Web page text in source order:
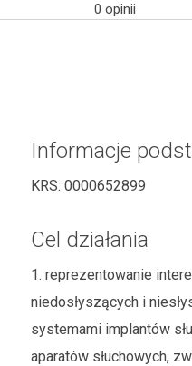
0 opinii
Informacje
KRS: 0000652899
Cel działania
1. reprezentowanie
niedosłyszących i
systemami implantów
aparatów słuchowych,